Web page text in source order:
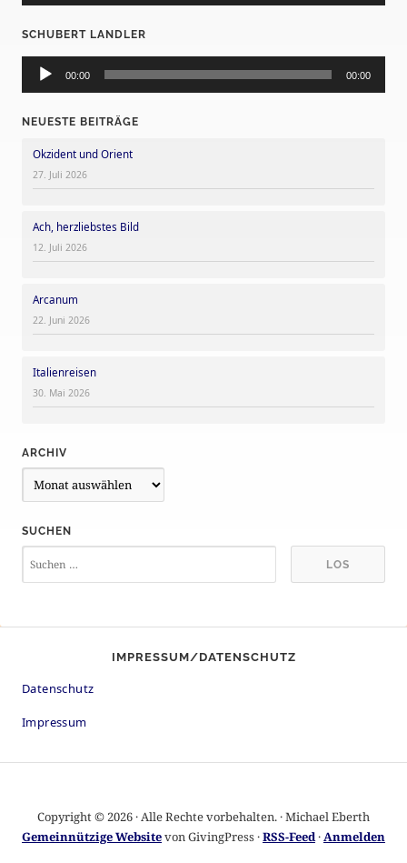
SCHUBERT LANDLER
Audio-
Player
00:00 00:00
NEUESTE BEITRÄGE
Okzident und Orient
27. Juli 2026
Ach, herzliebstes Bild
12. Juli 2026
Arcanum
22. Juni 2026
Italienreisen
30. Mai 2026
ARCHIV
r
h
SUCHEN
IMPRESSUM/DATENSCHUTZ
Datenschutz
Impressum
Copyright © 2026 · Alle Rechte vorbehalten. · Michael Eberth
Gemeinnützige Websitevon GivingPress ·RSS-Feed·Anmelden